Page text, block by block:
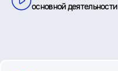
основной деятельности